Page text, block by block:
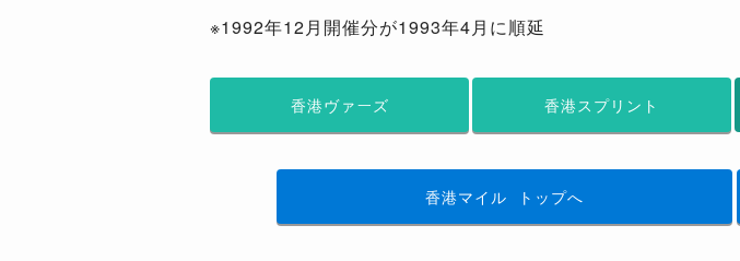
※1992年12月開催分が1993年4月に順延
香港ヴァーズ 香港スプリント
香港マイル トップへ